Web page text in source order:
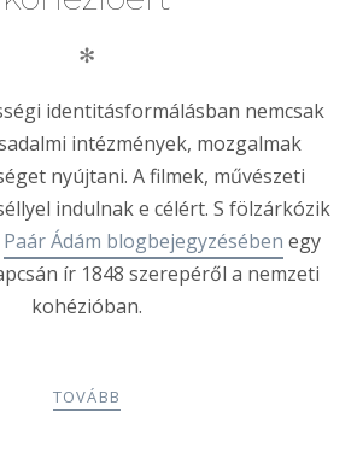
✻
identitásformálásban nemcsak
intézmények, mozgalmak
nyújtani. A filmek, művészeti
indulnak e célért. S fölzárkózik
Paár Ádám blogbejegyzésében egy
ír 1848 szerepéről a nemzeti
kohézióban.
TOVÁBB